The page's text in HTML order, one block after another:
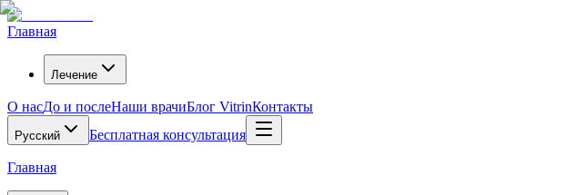
Главная
Лечение
О насДо и послеНаши врачиБлог VitrinКонтакты
Русский Бесплатная консультация
Главная